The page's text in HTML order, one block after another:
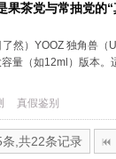
茶党与常抽党的“
然）YOOZ 独角兽（
量（如12ml）版本
真假鉴别
,共22条记录